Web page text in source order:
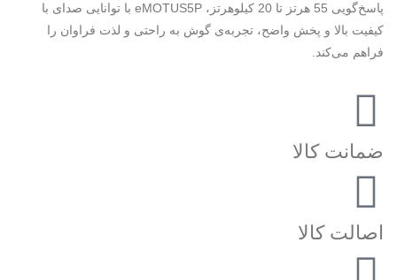
پاسخ‌گویی 55 هرتز تا 20 کیلوهرتز، eMOTUS5P با توانایی صدای با
کیفیت بالا و پخش واضح، تجربه‌ی گوش به راحتی و لذت فراوان را
فراهم می‌کند.
ضمانت کالا
اصالت کالا